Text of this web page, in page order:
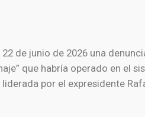
de junio de 2026 una
que habría operado en el
por el expresidente